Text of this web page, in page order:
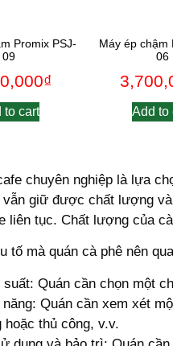
Promix PSJ-
09
₫
to cart
Máy ép chậm
06
Add to
chuyên nghiệp là lựa
vẫn giữ được chất lượng
liên tục. Chất lượng của
tố mà quán cà phê nên
suất: Quán cần chọn một
năng: Quán cần xem xét
hoặc thủ công, v.v.